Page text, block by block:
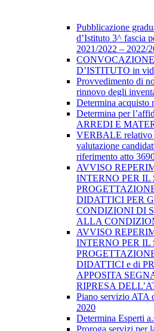
Pubblicazione
d’Istituto 3^ fascia
2021/2022 – 2022/
D’ISTITUTO in
Provvedimento di
rinnovo degli
Determina acquisto
Determina per
ARREDI E
VERBALE relativo
valutazione
riferimento atto
AVVISO
INTERNO PER IL
DIDATTICI PER
CONDIZIONI DI
ALLA
AVVISO
INTERNO PER IL
DIDATTICI e di
APPOSITA
RIPRESA
Piano servizio ATA
2020
Determina Esperti